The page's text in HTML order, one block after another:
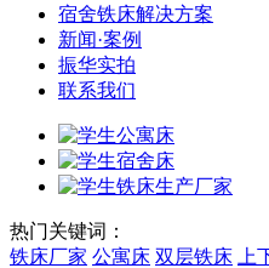
宿舍铁床解决方案
新闻·案例
振华实拍
联系我们
热门关键词：
铁床厂家 公寓床 双层铁床 上